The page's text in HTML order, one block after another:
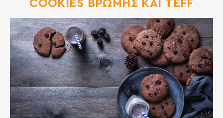
COOKIES ΒΡΩΜΗΣ ΚΑΙ TEFF